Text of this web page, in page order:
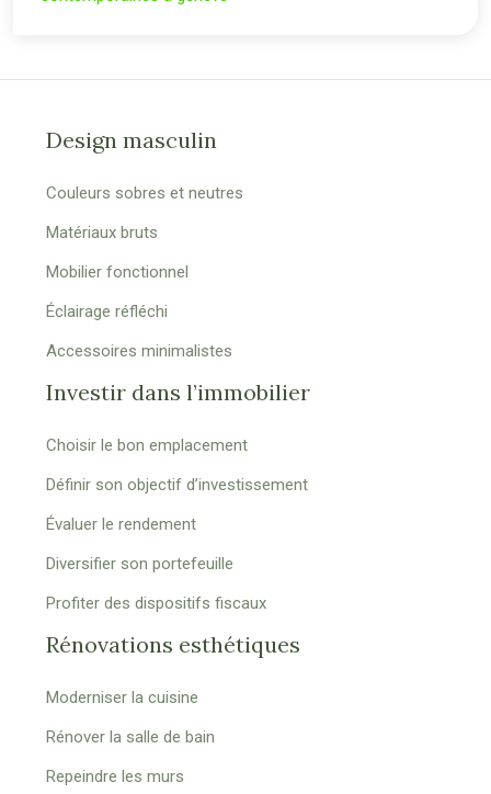
Design masculin
Couleurs sobres et neutres
Matériaux bruts
Mobilier fonctionnel
Éclairage réfléchi
Accessoires minimalistes
Investir dans l’immobilier
Choisir le bon emplacement
Définir son objectif d’investissement
Évaluer le rendement
Diversifier son portefeuille
Profiter des dispositifs fiscaux
Rénovations esthétiques
Moderniser la cuisine
Rénover la salle de bain
Repeindre les murs